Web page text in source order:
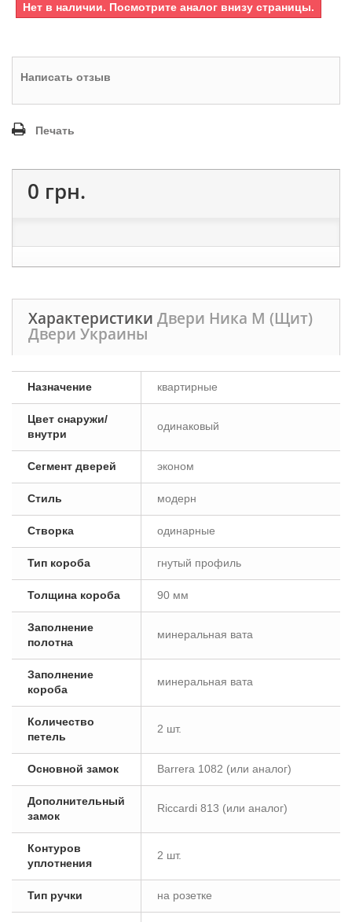
Нет в наличии. Посмотрите аналог внизу страницы.
Написать отзыв
Печать
0 грн.
Характеристики Двери Ника М (Щит)
Двери Украины
Назначение квартирные
Цвет снаружи/
внутри
одинаковый
Сегмент дверей эконом
Стиль модерн
Створка одинарные
Тип короба гнутый профиль
Толщина короба 90 мм
Заполнение
полотна
минеральная вата
Заполнение
короба
минеральная вата
Количество
петель
2 шт.
Основной замок Barrera 1082 (или аналог)
Дополнительный
замок
Riccardi 813 (или аналог)
Контуров
уплотнения
2 шт.
Тип ручки на розетке